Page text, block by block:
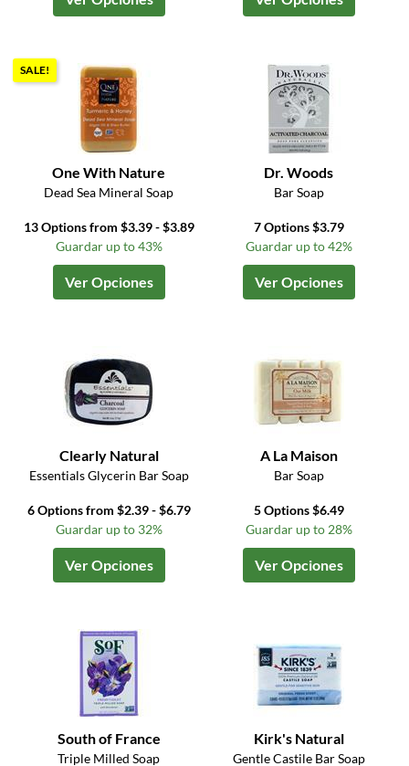
SALE!
One With Nature
Dead Sea Mineral Soap
13 Options from $3.39 - $3.89
Guardar up to 43%
Ver Opciones
Dr. Woods
Bar Soap
7 Options $3.79
Guardar up to 42%
Ver Opciones
Clearly Natural
Essentials Glycerin Bar Soap
6 Options from $2.39 - $6.79
Guardar up to 32%
Ver Opciones
A La Maison
Bar Soap
5 Options $6.49
Guardar up to 28%
Ver Opciones
South of France
Triple Milled Soap
Kirk's Natural
Gentle Castile Bar Soap